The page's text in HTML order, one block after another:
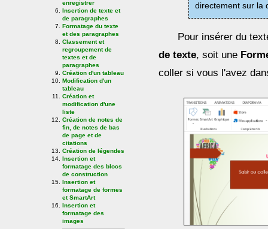
enregistrer
Insertion de texte et
de paragraphes
Formatage du texte
et des paragraphes
Classement et
regroupement de
textes et de
paragraphes
Création d'un tableau
Modification d'un
tableau
Création et
modification d'une
liste
Création de notes de
fin, de notes de bas
de page et de
citations
Création de légendes
Insertion et
formatage des blocs
de construction
Insertion et
formatage de formes
et SmartArt
Insertion et
formatage des
images
directement sur la
Pour insérer du
de texte, soit une
coller si vous l'avez